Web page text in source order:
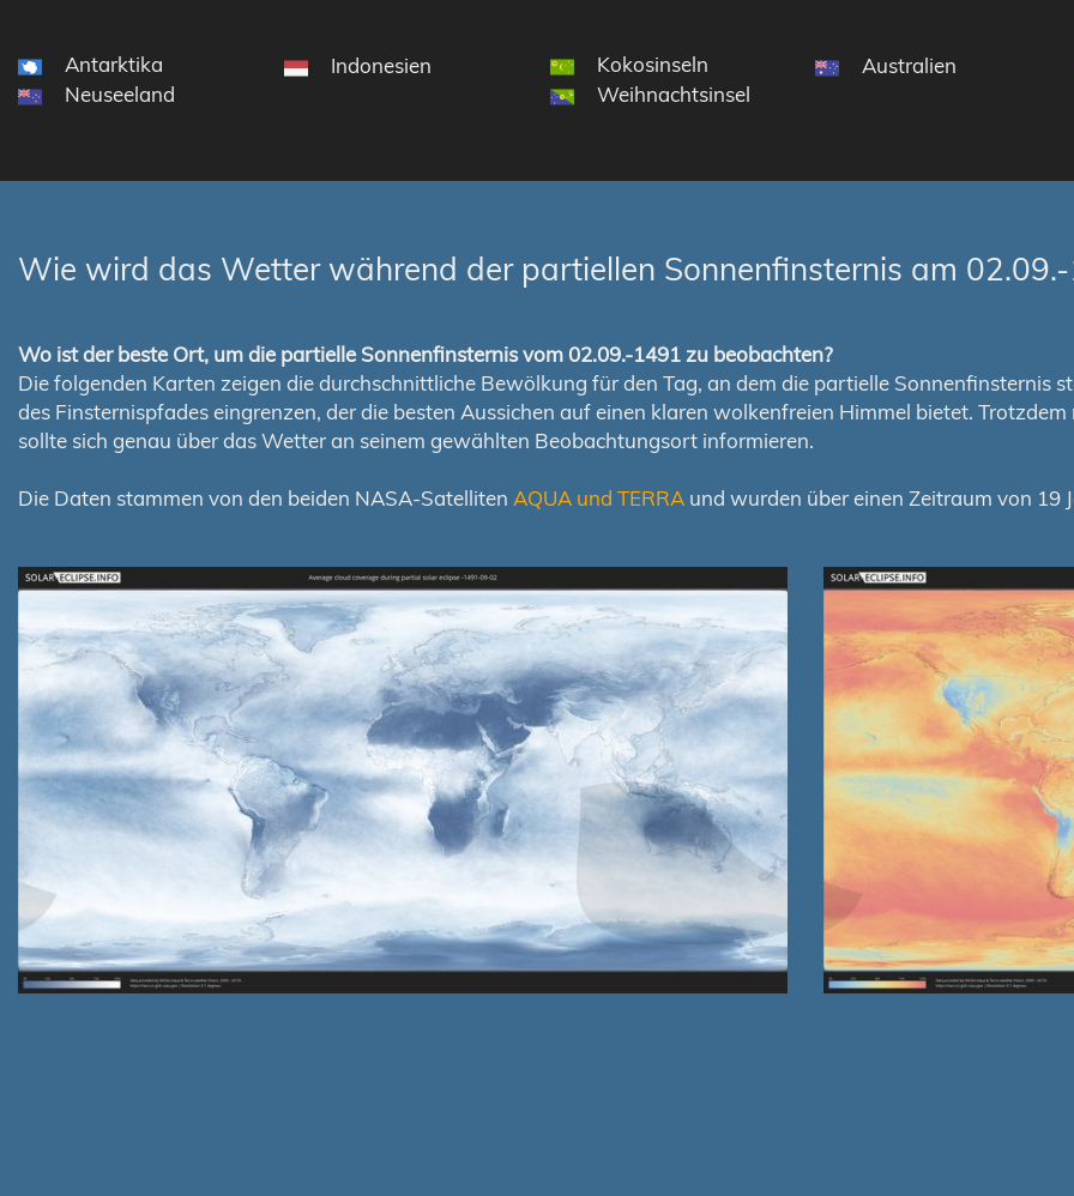
Antarktika
Neuseeland
Indonesien
Kokosinseln
Weihnachtsinsel
Australien
Wie wird das Wetter während der partiellen Sonnenfinsternis am
Wo ist der beste Ort, um die partielle Sonnenfinsternis vom 02.09.-1491 zu beobachten?
Die folgenden Karten zeigen die durchschnittliche Bewölkung für den Tag, an dem die partielle Sonnenfinsternis
des Finsternispfades eingrenzen, der die besten Aussichen auf einen klaren wolkenfreien Himmel bietet.
sollte sich genau über das Wetter an seinem gewählten Beobachtungsort informieren.
Die Daten stammen von den beiden NASA-Satelliten AQUA und TERRA und wurden über einen Zeitraum von 19